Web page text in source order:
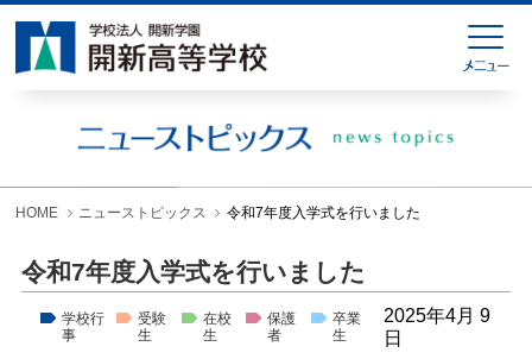
HOME ニューストピックス 令和7年度入学式を行いました
令和7年度入学式を行いました
学校行
事
受験
生
在校
生
保護
者
卒業
生
2025年4月 9
日
HOME
緊急連絡
ニューストピックス
学校生活
入試情報